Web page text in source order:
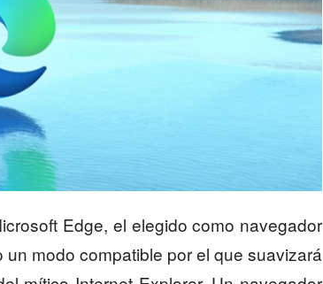
Edge, el elegido como navegador
modo compatible por el que suavizará